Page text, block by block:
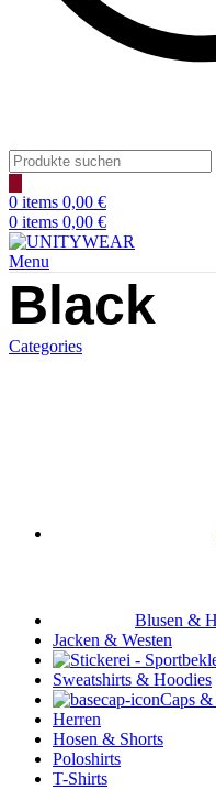
Products
search
0 items 0,00 €
0 items 0,00 €
Menu
Black
Categories
Blusen &
Jacken & Westen
Sweatshirts & Hoodies
Caps
Herren
Hosen & Shorts
Poloshirts
T-Shirts